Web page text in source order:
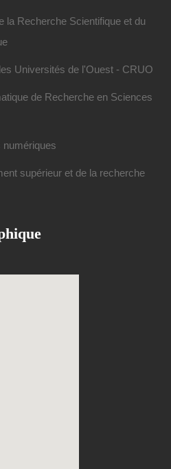
la Recherche Scientifique et du
Universités de l'Ouest - CRUO
de Recherche en Sciences
numériques
supérieur et de la recherche